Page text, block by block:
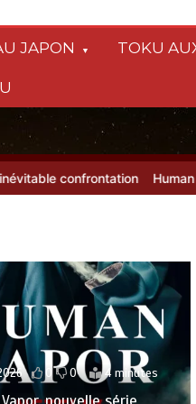
JAPON TOKU
Human Vapor,
4 minutes